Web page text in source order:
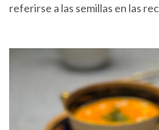
referirse a las semillas en las